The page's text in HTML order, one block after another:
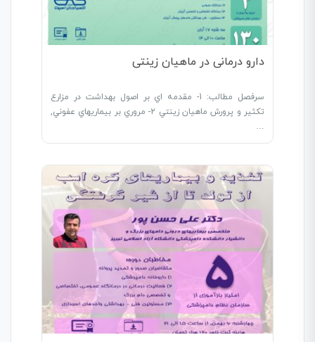
دارو درمانی در ماهیان زینتی
سرفصل مطالب: 1- مقدمه اي بر اصول بهداشت در مزارع
تکثير و پرورش ماهيان زينتي 2- مروري بر بيماريهاي عفوني,
…